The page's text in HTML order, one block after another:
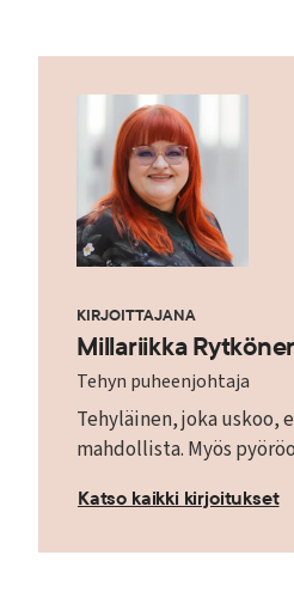
KIRJOITTAJANA
Millariikka
Tehyn puheenjohtaja
Tehyläinen, joka uskoo,
mahdollista. Myös
Katso kaikki kirjoitukset